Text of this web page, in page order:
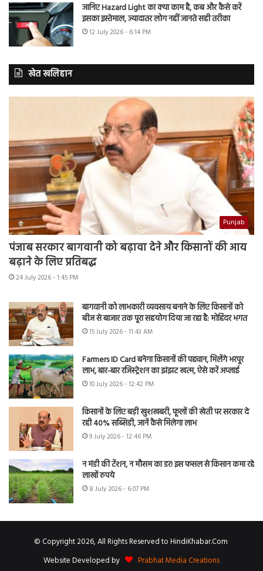
जानिए Hazard Light का क्या काम है, कब और कैसे करें
इसका इस्तेमाल, ज्यादातर लोग नहीं जानते सही तरीका
12 July 2026 - 6:14 PM
खेत खलिहान
Punjab
पंजाब सरकार बागवानी को बढ़ावा देने और किसानों की आय
बढ़ाने के लिए प्रतिबद्ध
24 July 2026 - 1:45 PM
बागवानी को लाभकारी व्यवसाय बनाने के लिए किसानों को
बीज से बाजार तक पूरा सहयोग दिया जा रहा है: मोहिंदर भगत
15 July 2026 - 11:43 AM
Farmers ID Card बनेगा किसानों की पहचान, मिलेंगे भरपूर
लाभ, बार-बार रजिस्ट्रेशन का झंझट खत्म, ऐसे करें अप्लाई
10 July 2026 - 12:42 PM
किसानों के लिए बड़ी खुशखबरी, फूलों की खेती पर सरकार दे
रही 40% सब्सिडी, जानें कैसे मिलेगा लाभ
9 July 2026 - 12:46 PM
न मंडी की टेंशन, न मौसम का डर! इस फसल से किसान कमा रहे
लाखों रुपये
8 July 2026 - 6:07 PM
© Copyright 2026, All Rights Reserved to HindiKhabar.Com
Website Developed by
Prabhat Media Creations